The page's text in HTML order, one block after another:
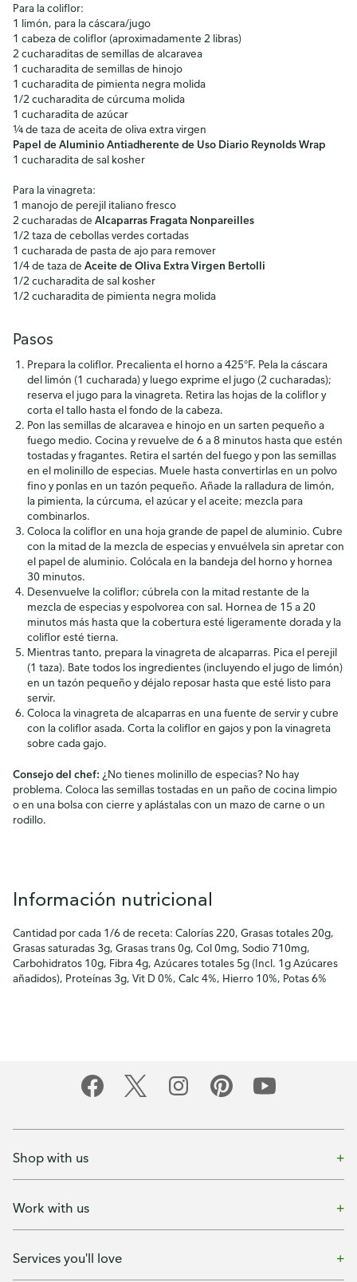
Para la coliflor:
1 limón, para la cáscara/jugo
1 cabeza de coliflor (aproximadamente 2 libras)
2 cucharaditas de semillas de alcaravea
1 cucharadita de semillas de hinojo
1 cucharadita de pimienta negra molida
1/2 cucharadita de cúrcuma molida
1 cucharadita de azúcar
¼ de taza de aceita de oliva extra virgen
Papel de Aluminio Antiadherente de Uso Diario Reynolds Wrap
1 cucharadita de sal kosher
Para la vinagreta:
1 manojo de perejil italiano fresco
2 cucharadas de Alcaparras Fragata Nonpareilles
1/2 taza de cebollas verdes cortadas
1 cucharada de pasta de ajo para remover
1/4 de taza de Aceite de Oliva Extra Virgen Bertolli
1/2 cucharadita de sal kosher
1/2 cucharadita de pimienta negra molida
Pasos
Prepara la coliflor. Precalienta el horno a 425°F. Pela la cáscara
del limón (1 cucharada) y luego exprime el jugo (2 cucharadas);
reserva el jugo para la vinagreta. Retira las hojas de la coliflor y
corta el tallo hasta el fondo de la cabeza.
Pon las semillas de alcaravea e hinojo en un sarten pequeño a
fuego medio. Cocina y revuelve de 6 a 8 minutos hasta que estén
tostadas y fragantes. Retira el sartén del fuego y pon las semillas
en el molinillo de especias. Muele hasta convertirlas en un polvo
fino y ponlas en un tazón pequeño. Añade la ralladura de limón,
la pimienta, la cúrcuma, el azúcar y el aceite; mezcla para
combinarlos.
Coloca la coliflor en una hoja grande de papel de aluminio. Cubre
con la mitad de la mezcla de especias y envuélvela sin apretar con
el papel de aluminio. Colócala en la bandeja del horno y hornea
30 minutos.
Desenvuelve la coliflor; cúbrela con la mitad restante de la
mezcla de especias y espolvorea con sal. Hornea de 15 a 20
minutos más hasta que la cobertura esté ligeramente dorada y la
coliflor esté tierna.
Mientras tanto, prepara la vinagreta de alcaparras. Pica el perejil
(1 taza). Bate todos los ingredientes (incluyendo el jugo de limón)
en un tazón pequeño y déjalo reposar hasta que esté listo para
servir.
Coloca la vinagreta de alcaparras en una fuente de servir y cubre
con la coliflor asada. Corta la coliflor en gajos y pon la vinagreta
sobre cada gajo.
Consejo del chef: ¿No tienes molinillo de especias? No hay
problema. Coloca las semillas tostadas en un paño de cocina limpio
o en una bolsa con cierre y aplástalas con un mazo de carne o un
rodillo.
Información nutricional
Cantidad por cada 1/6 de receta: Calorías 220, Grasas totales 20g,
Grasas saturadas 3g, Grasas trans 0g, Col 0mg, Sodio 710mg,
Carbohidratos 10g, Fibra 4g, Azúcares totales 5g (Incl. 1g Azúcares
añadidos), Proteínas 3g, Vit D 0%, Calc 4%, Hierro 10%, Potas 6%
Shop with us
Work with us
Services you'll love